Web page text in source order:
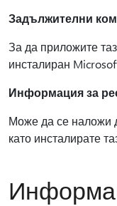
Задължителни
За да приложите
инсталиран
Информация за
Може да се наложи
като инсталирате